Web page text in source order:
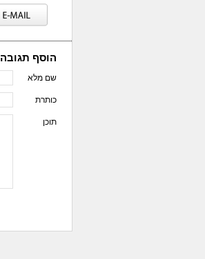
הוסף תגובה
שם מלא
כותרת
תוכן